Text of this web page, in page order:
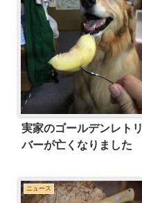
実家のゴールデンレトリ
バーが亡くなりました
ニュース